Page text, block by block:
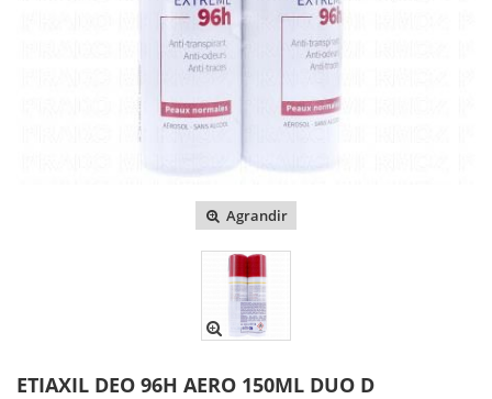
Agrandir
ETIAXIL DEO 96H AERO 150ML DUO D